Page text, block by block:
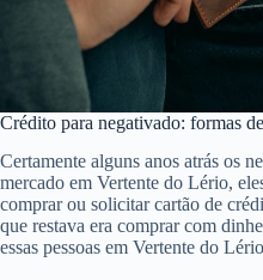
Crédito para negativado: formas
Certamente alguns anos atrás os
mercado em Vertente do Lério,
comprar ou solicitar cartão de
que restava era comprar com
essas pessoas em Vertente do